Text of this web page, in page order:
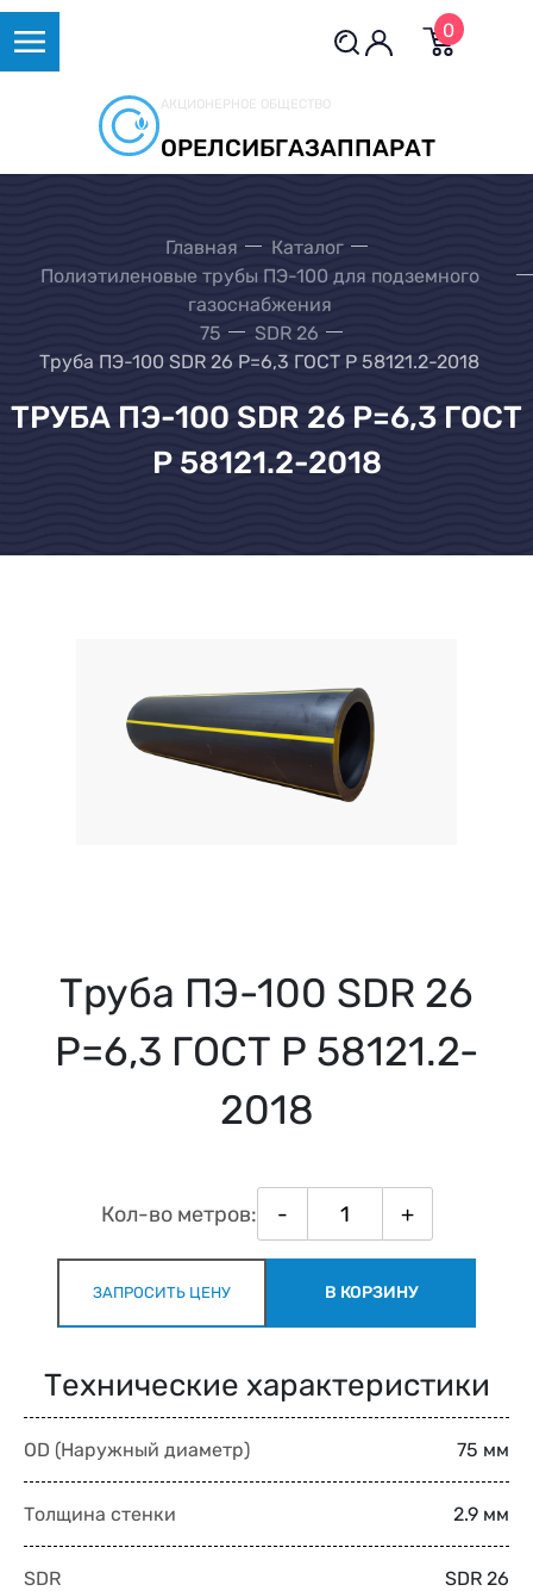
0
АКЦИОНЕРНОЕ ОБЩЕСТВО
ОРЕЛСИБГАЗАППАРАТ
Главная
Каталог
Полиэтиленовые трубы ПЭ-100 для подземного
газоснабжения
75
SDR 26
Труба ПЭ-100 SDR 26 Р=6,3 ГОСТ Р 58121.2-2018
ТРУБА ПЭ-100 SDR 26 Р=6,3 ГОСТ
Р 58121.2-2018
Труба ПЭ-100 SDR 26
Р=6,3 ГОСТ Р 58121.2-
2018
Кол-во метров: - +
ЗАПРОСИТЬ ЦЕНУ В КОРЗИНУ
Технические характеристики
OD (Наружный диаметр) 75 мм
Толщина стенки 2.9 мм
SDR SDR 26